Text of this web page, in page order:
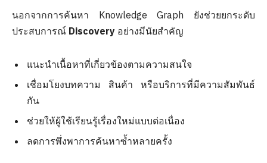
นอกจากการค้นหา Knowledge Graph ยังช่วยยกระดับ
ประสบการณ์ Discovery อย่างมีนัยสำคัญ
แนะนำเนื้อหาที่เกี่ยวข้องตามความสนใจ
เชื่อมโยงบทความ สินค้า หรือบริการที่มีความสัมพันธ์
กัน
ช่วยให้ผู้ใช้เรียนรู้เรื่องใหม่แบบต่อเนื่อง
ลดการพึ่งพาการค้นหาซ้ำหลายครั้ง